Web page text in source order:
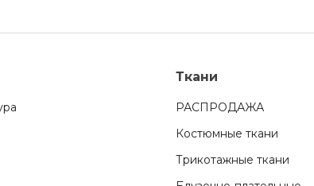
Ткани
РАСПРОДАЖА
Костюмные ткани
Трикотажные ткани